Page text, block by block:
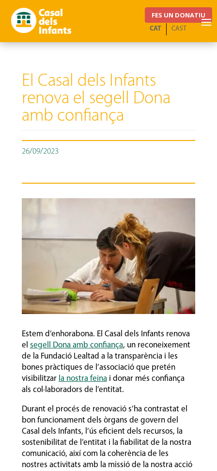
FES UN DONATIU
CAST
CAT
El Casal dels Infants
renova el segell Dona
amb confiança
26/09/2023
Estem d’enhorabona. El Casal dels Infants renova
el segell Dona amb confiança, un reconeixement
de la Fundació Lealtad a la transparència i les
bones pràctiques de l’associació que pretén
visibilitzar la nostra feinai donar més confiança
als col·laboradors de l’entitat.
Durant el procés de renovació s’ha contrastat el
bon funcionament dels òrgans de govern del
Casal dels Infants, l’ús eficient dels recursos, la
sostenibilitat de l’entitat i la fiabilitat de la nostra
comunicació, així com la coherència de les
nostres activitats amb la missió de la nostra acció